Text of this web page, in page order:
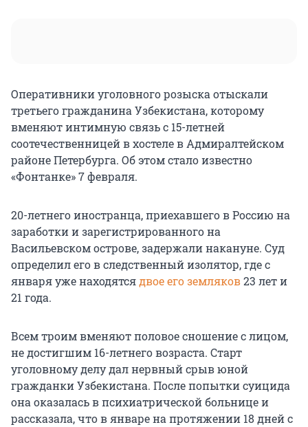
Оперативники уголовного розыска отыскали
третьего гражданина Узбекистана, которому
вменяют интимную связь с 15-летней
соотечественницей в хостеле в Адмиралтейском
районе Петербурга. Об этом стало известно
«Фонтанке» 7 февраля.
20-летнего иностранца, приехавшего в Россию на
заработки и зарегистрированного на
Васильевском острове, задержали накануне. Суд
определил его в следственный изолятор, где с
января уже находятсядвое его земляков23 лет и
21 года.
Всем троим вменяют половое сношение с лицом,
не достигшим 16-летнего возраста. Старт
уголовному делу дал нервный срыв юной
гражданки Узбекистана. После попытки суицида
она оказалась в психиатрической больнице и
рассказала, что в январе на протяжении 18 дней с